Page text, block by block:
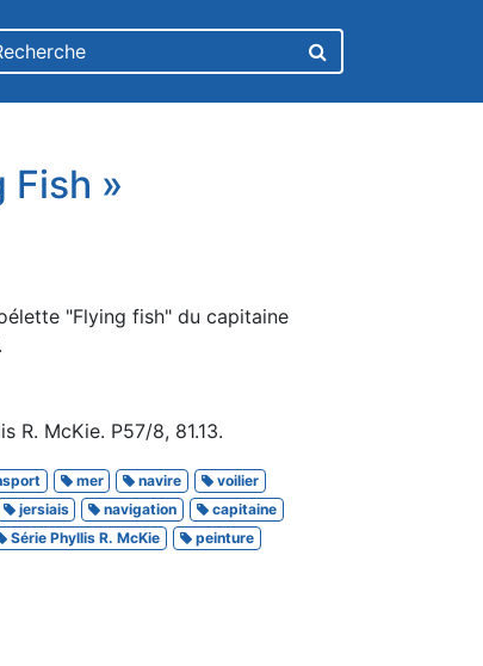
Fish »
"Flying fish" du capitaine
R. McKie. P57/8, 81.13.
mer navire
voilier
jersiais navigation
capitaine
Série Phyllis R. McKie
peinture